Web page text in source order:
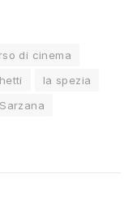
di cinema
la spezia
Sarzana